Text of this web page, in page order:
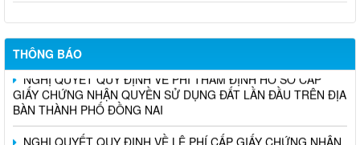
THÔNG BÁO
GIẤY CHỨNG NHẬN QUYỀN SỬ DỤNG ĐẤT LẦN ĐẦU TRÊN ĐỊA
BÀN THÀNH PHỐ ĐỒNG NAI
NGHỊ QUYẾT QUY ĐỊNH VỀ LỆ PHÍ CẤP GIẤY CHỨNG NHẬN